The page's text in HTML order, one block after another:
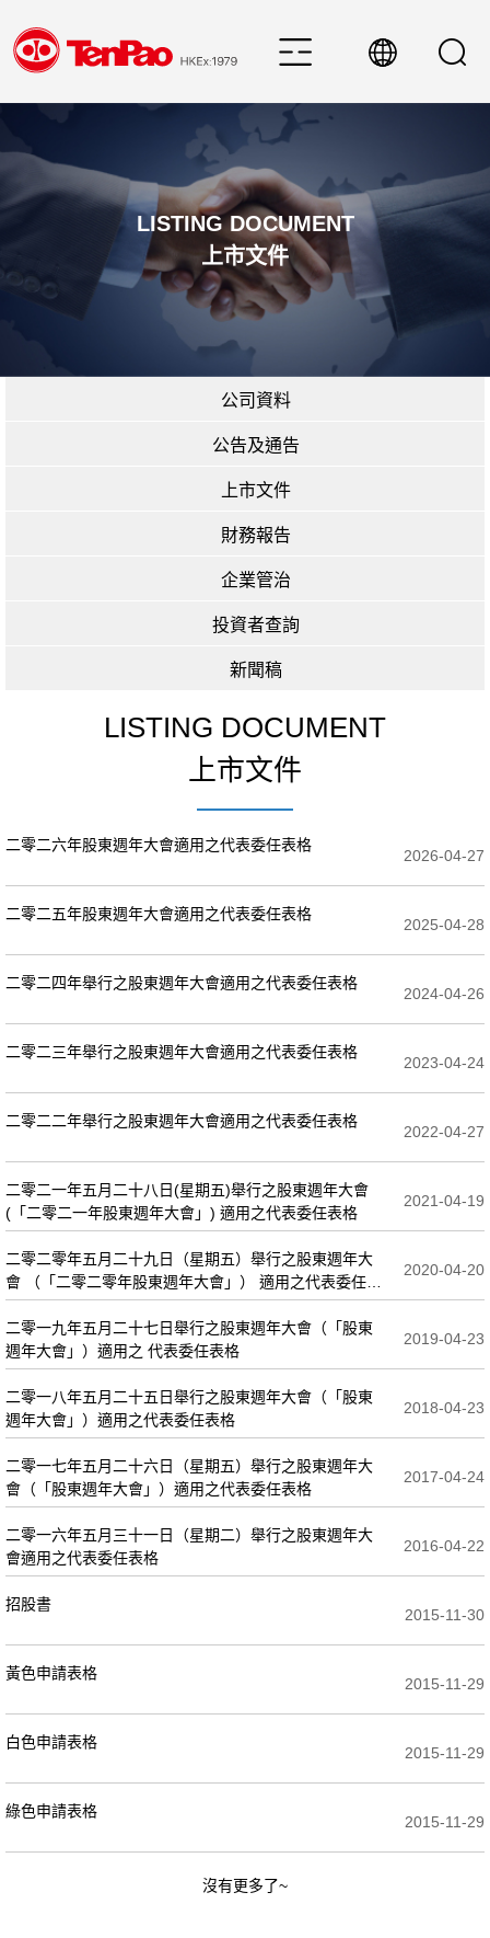
LISTING DOCUMENT
上市文件
公司資料
公告及通告
上市文件
財務報告
企業管治
投資者查詢
新聞稿
LISTING DOCUMENT
上市文件
2026-04-27
二零二六年股東週年大會適用之代表委任表格
2025-04-28
二零二五年股東週年大會適用之代表委任表格
2024-04-26
二零二四年舉行之股東週年大會適用之代表委任表格
2023-04-24
二零二三年舉行之股東週年大會適用之代表委任表格
2022-04-27
二零二二年舉行之股東週年大會適用之代表委任表格
2021-04-19
二零二一年五月二十八日(星期五)舉行之股東週年大會
(「二零二一年股東週年大會」) 適用之代表委任表格
2020-04-20
二零二零年五月二十九日（星期五）舉行之股東週年大
會 （「二零二零年股東週年大會」） 適用之代表委任表
格
2019-04-23
二零一九年五月二十七日舉行之股東週年大會（「股東
週年大會」）適用之 代表委任表格
2018-04-23
二零一八年五月二十五日舉行之股東週年大會（「股東
週年大會」）適用之代表委任表格
2017-04-24
二零一七年五月二十六日（星期五）舉行之股東週年大
會（「股東週年大會」）適用之代表委任表格
2016-04-22
二零一六年五月三十一日（星期二）舉行之股東週年大
會適用之代表委任表格
2015-11-30
招股書
2015-11-29
黃色申請表格
2015-11-29
白色申請表格
2015-11-29
綠色申請表格
沒有更多了~